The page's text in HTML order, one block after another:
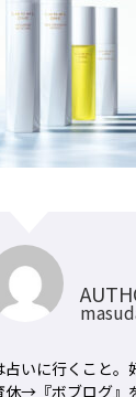
占いに行くこと
休→『ボブログ』